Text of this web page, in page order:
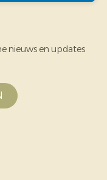
nieuws en updates